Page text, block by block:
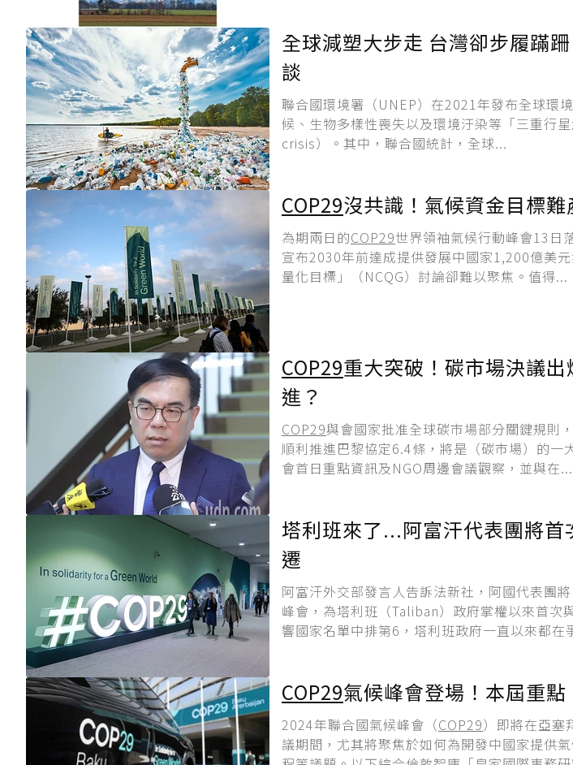
全球減塑大步走 台灣卻步履蹣
談
聯合國環境署（UNEP）在2021年發布全球環
候、生物多樣性喪失以及環境汙染等「三重
crisis）。其中，聯合國統計，全球...
COP29沒共識！氣候資金目標
為期兩日的COP29世界領袖氣候行動峰會13日
宣布2030年前達成提供發展中國家1,200億美
量化目標」（NCQG）討論卻難以聚焦。值得...
COP29重大突破！碳市場決議
進？
COP29與會國家批准全球碳市場部分關鍵規則
順利推進巴黎協定6.4條，將是（碳市場）的一
會首日重點資訊及NGO周邊會議觀察，並與在...
塔利班來了...阿富汗代表團將首
遷
阿富汗外交部發言人告訴法新社，阿國代表團
峰會，為塔利班（Taliban）政府掌權以來首次
響國家名單中排第6，塔利班政府一直以來都在
COP29氣候峰會登場！本屆重
2024年聯合國氣候峰會（COP29）即將在亞塞
議期間，尤其將聚焦於如何為開發中國家提供